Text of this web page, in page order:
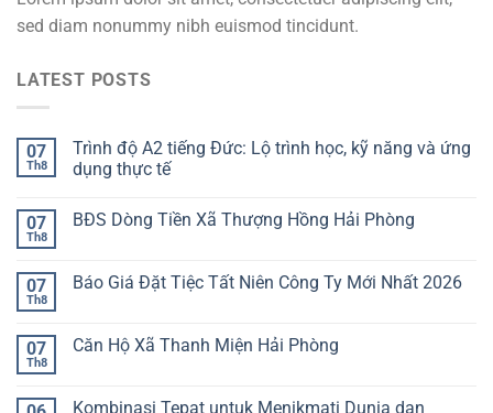
sed diam nonummy nibh euismod tincidunt.
LATEST POSTS
07
Th8
Trình độ A2 tiếng Đức: Lộ trình học, kỹ năng và ứng
dụng thực tế
07
Th8
BĐS Dòng Tiền Xã Thượng Hồng Hải Phòng
07
Th8
Báo Giá Đặt Tiệc Tất Niên Công Ty Mới Nhất 2026
07
Th8
Căn Hộ Xã Thanh Miện Hải Phòng
Kombinasi Tepat untuk Menikmati Dunia dan